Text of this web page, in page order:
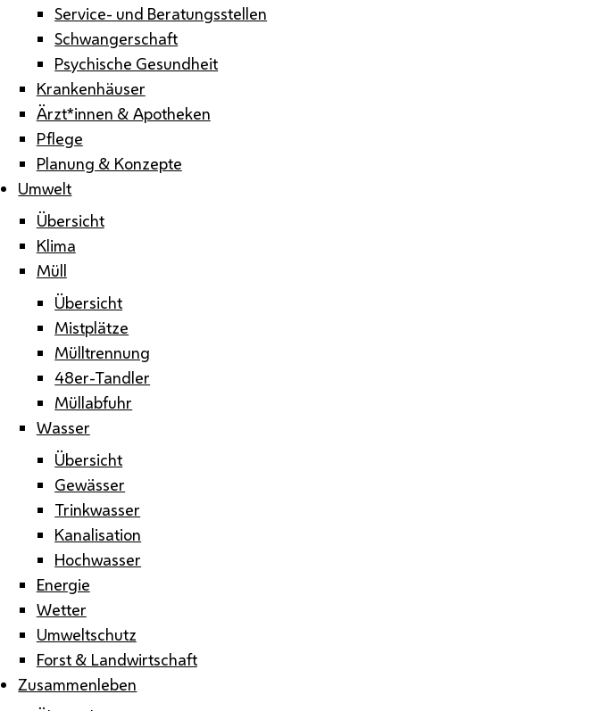
Service- und Beratungsstellen
Schwangerschaft
Psychische Gesundheit
Krankenhäuser
Ärzt*innen & Apotheken
Pflege
Planung & Konzepte
Umwelt
Übersicht
Klima
Müll
Übersicht
Mistplätze
Mülltrennung
48er-Tandler
Müllabfuhr
Wasser
Übersicht
Gewässer
Trinkwasser
Kanalisation
Hochwasser
Energie
Wetter
Umweltschutz
Forst & Landwirtschaft
Zusammenleben